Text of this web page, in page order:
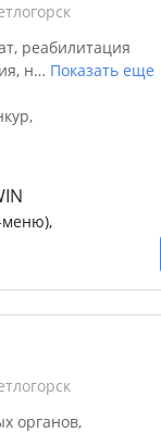
реабилитация
н… Показать еще
меню),
органов,